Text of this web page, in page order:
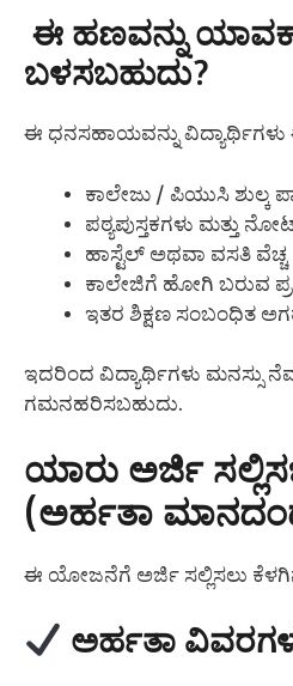
ಈ ಹಣವನ್ನು
ಬಳಸಬಹುದು?
ಈ ಧನಸಹಾಯವನ್ನು
ಕಾಲೇಜು / ಪಿಯುಸಿ ಶುಲ್ಕ
ಪಠ್ಯಪುಸ್ತಕಗಳು ಮತ್ತು
ಹಾಸ್ಟೆಲ್ ಅಥವಾ ವಸತಿ ವೆಚ್ಚ
ಕಾಲೇಜಿಗೆ ಹೋಗಿ ಬರುವ
ಇತರ ಶಿಕ್ಷಣ ಸಂಬಂಧಿತ
ಇದರಿಂದ ವಿದ್ಯಾರ್ಥಿಗಳು ಮನಸ್ಸು
ಗಮನಹರಿಸಬಹುದು.
ಯಾರು ಅರ್ಜಿ
(ಅರ್ಹತಾ
ಈ ಯೋಜನೆಗೆ ಅರ್ಜಿ ಸಲ್ಲಿಸಲು
ಅರ್ಹತಾ